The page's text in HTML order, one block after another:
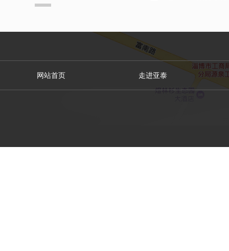
网站首页 走进亚泰